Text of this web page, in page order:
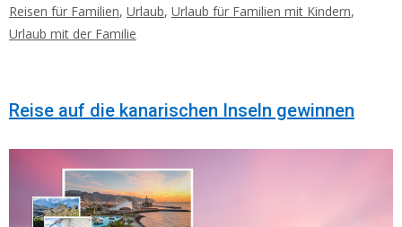
Reisen für Familien, Urlaub, Urlaub für Familien mit Kindern,
Urlaub mit der Familie
Reise auf die kanarischen Inseln gewinnen